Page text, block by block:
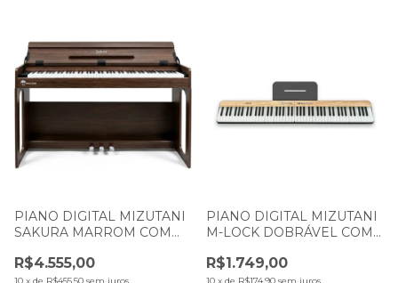
PIANO DIGITAL MIZUTANI
SAKURA MARROM COM
R$4.555,00
PIANO DIGITAL MIZUTANI
M-LOCK DOBRÁVEL COM
TECLAS
R$1.749,00